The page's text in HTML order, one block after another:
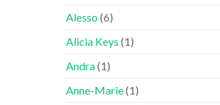
Alesso(6)
Alicia Keys (1)
Andra(1)
Anne-Marie(1)